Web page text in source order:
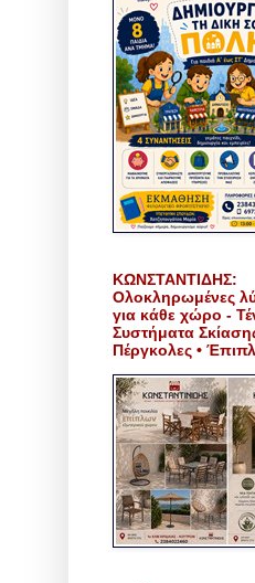
ΚΩΝΣΤΑΝΤΙΔΗΣ:
Ολοκληρωμένες
για κάθε χώρο -
Συστήματα
Πέργκολες •